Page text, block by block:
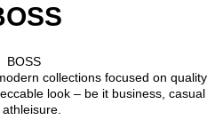
BOSS
collections focused on quality
look – be it business, casual